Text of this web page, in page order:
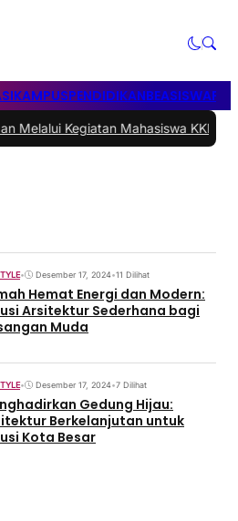
KAMPUSPENDIDIKANBEASISWA
Kegiatan Mahasiswa KKN Reguler
• Desember 17, 2024•11 Dilihat
Hemat Energi dan Modern:
Arsitektur Sederhana bagi
Muda
• Desember 17, 2024•7 Dilihat
Gedung Hijau:
Berkelanjutan untuk
Kota Besar